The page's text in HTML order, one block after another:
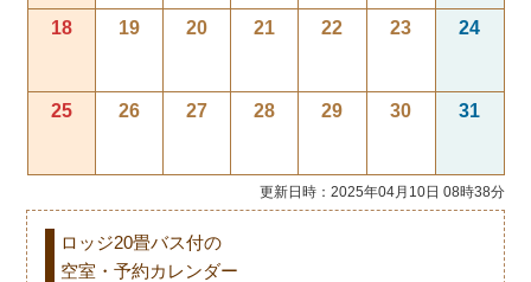
18 19 20 21 22 23 24
25 26 27 28 29 30 31
更新日時：2025年04月10日 08時38分
ロッジ20畳バス付の
空室・予約カレンダー